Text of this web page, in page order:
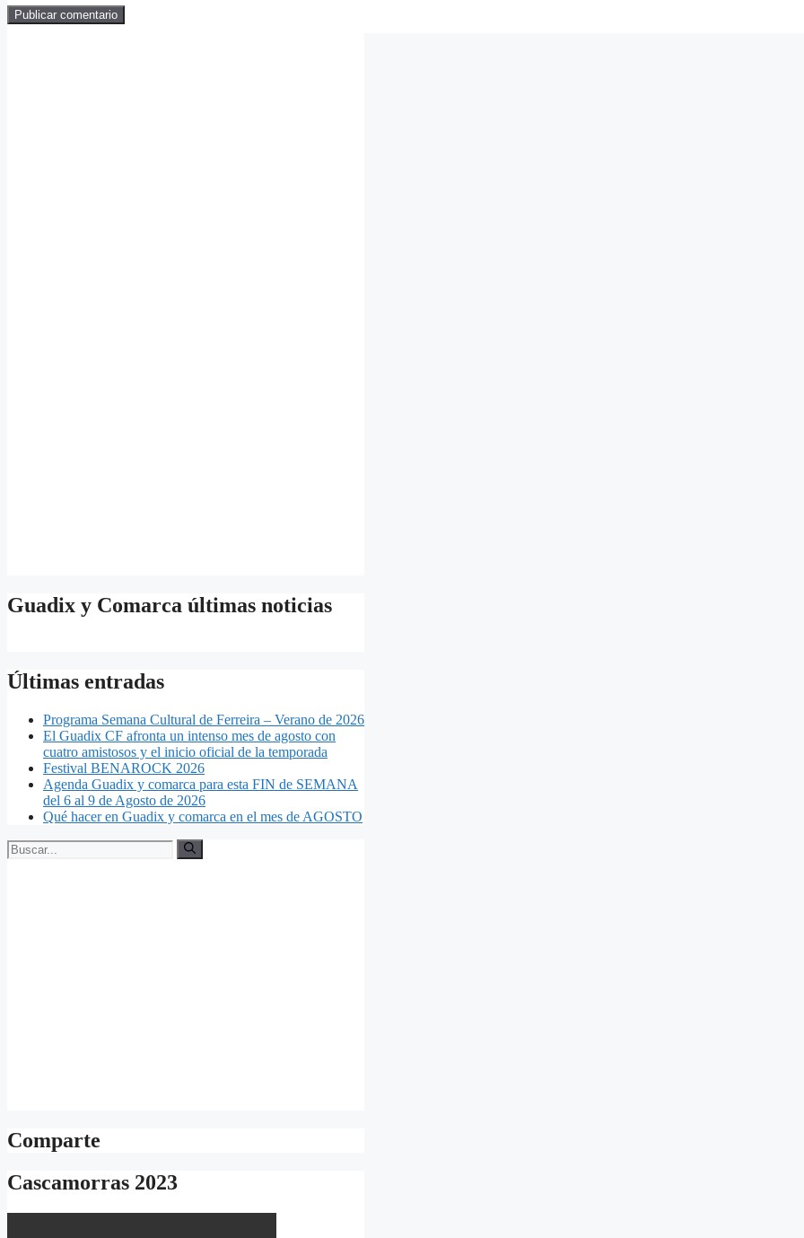
Guadix y Comarca últimas noticias
Últimas entradas
Programa Semana Cultural de Ferreira – Verano de 2026
El Guadix CF afronta un intenso mes de agosto con
cuatro amistosos y el inicio oficial de la temporada
Festival BENAROCK 2026
Agenda Guadix y comarca para esta FIN de SEMANA
del 6 al 9 de Agosto de 2026
Qué hacer en Guadix y comarca en el mes de AGOSTO
Buscar:
Comparte
Cascamorras 2023